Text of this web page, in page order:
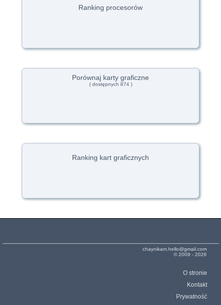
Ranking procesorów
Porównaj karty graficzne
( dostępnych 874 )
Ranking kart graficznych
chaynikam.hello@gmail.com
© 2009 - 2026
O stronie
Kontakt
Prywatność